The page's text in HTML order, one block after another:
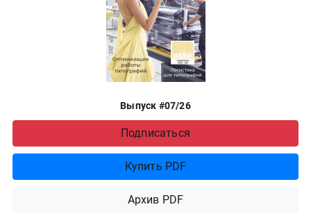
Выпуск #07/26
Подписаться
Купить PDF
Архив PDF